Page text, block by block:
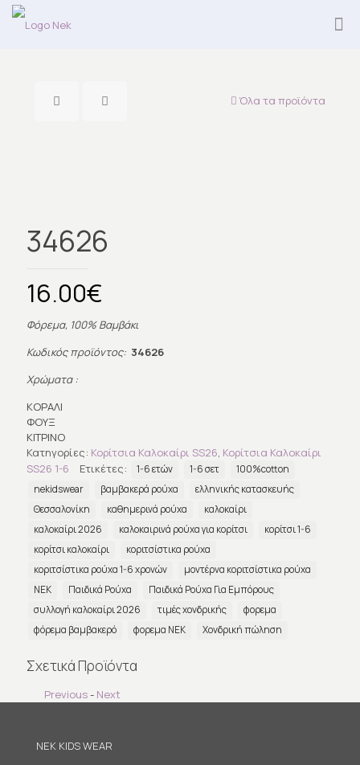
Όλα τα προϊόντα
34626
16.00€
Φόρεμα, 100% Βαμβάκι
Κωδικός προϊόντος: 34626
Χρώματα :
ΚΟΡΑΛΙ
ΦΟΥΞ
ΚΙΤΡΙΝΟ
Κατηγορίες: Κορίτσια Καλοκαίρι SS26, Κορίτσια Καλοκαίρι
SS26 1-6
Ετικέτες: 1-6 ετών 1-6 σετ
100%cotton
nekidswear
βαμβακερά ρούχα
ελληνικής κατασκευής
Θεσσαλονίκη
καθημερινά ρούχα
καλοκαίρι
καλοκαίρι 2026
καλοκαιρινά ρούχα για κορίτσι
κορίτσι 1-6
κορίτσι καλοκαίρι
κοριτσίστικα ρούχα
κοριτσίστικα ρούχα 1-6 χρονών
μοντέρνα κοριτσίστικα ρούχα
ΝΕΚ
Παιδικά Ρούχα
Παιδικά Ρούχα Για Εμπόρους
συλλογή καλοκαίρι 2026
τιμές χονδρικής
φορεμα
φόρεμα βαμβακερό
φορεμα ΝΕΚ Χονδρική πώληση
Σχετικά Προϊόντα
Previous- Next
NEK KIDS WEAR